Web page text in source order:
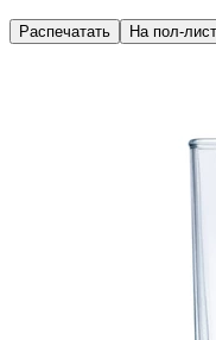
Распечатать На пол-